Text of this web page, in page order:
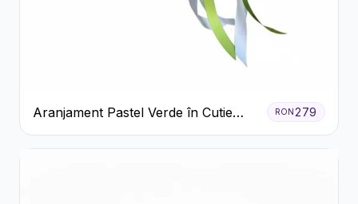
Aranjament Pastel Verde în Cutie
Galben Pal
RON279